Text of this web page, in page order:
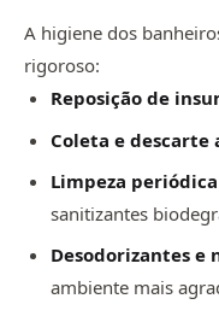
A higiene dos
rigoroso:
Reposição de
Coleta e descarte
Limpeza periódica
sanitizantes
Desodorizantes e
ambiente mais